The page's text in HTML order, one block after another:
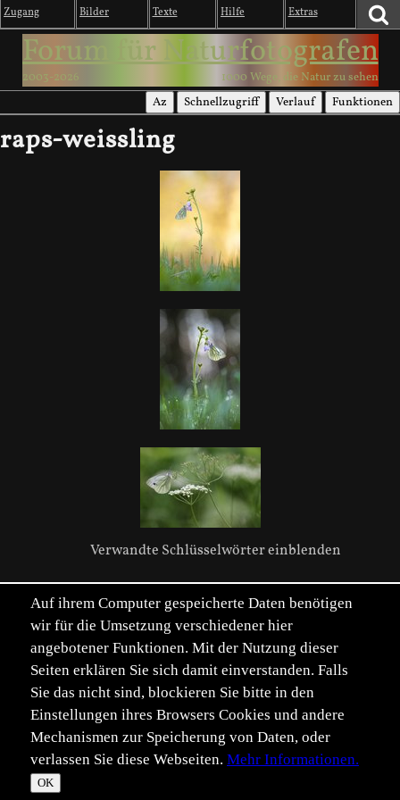
Zugang Bilder Texte Hilfe Extras
Forum für Naturfotografen
2003-2026 1000 Wege, die Natur zu sehen
Az Schnellzugriff Verlauf Funktionen
raps-weissling
Verwandte Schlüsselwörter einblenden
Auf ihrem Computer gespeicherte Daten benötigen
wir für die Umsetzung verschiedener hier
angebotener Funktionen. Mit der Nutzung dieser
Seiten erklären Sie sich damit einverstanden. Falls
Sie das nicht sind, blockieren Sie bitte in den
Einstellungen ihres Browsers Cookies und andere
Mechanismen zur Speicherung von Daten, oder
verlassen Sie diese Webseiten. Mehr Informationen.
OK